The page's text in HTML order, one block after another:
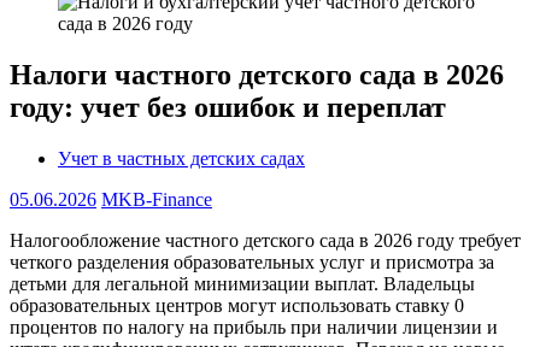
Налоги частного детского сада в 2026
году: учет без ошибок и переплат
Учет в частных детских садах
05.06.2026 MKB-Finance
Налогообложение частного детского сада в 2026 году требует
четкого разделения образовательных услуг и присмотра за
детьми для легальной минимизации выплат. Владельцы
образовательных центров могут использовать ставку 0
процентов по налогу на прибыль при наличии лицензии и